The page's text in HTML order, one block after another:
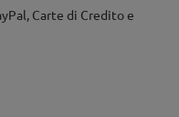
Carte di Credito e